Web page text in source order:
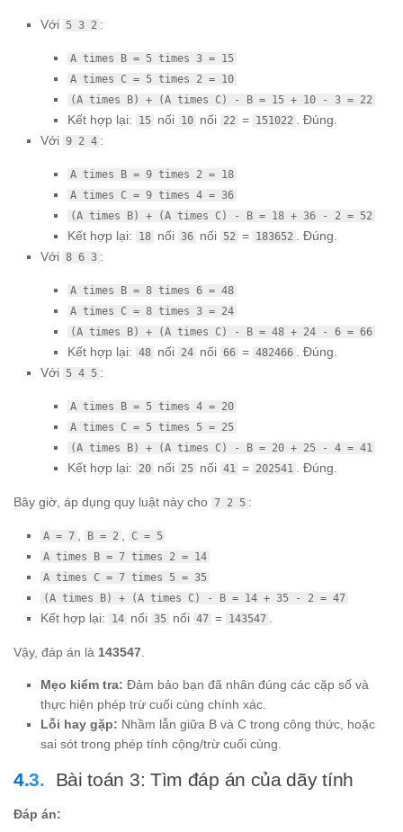
Với 5 3 2 :
A times B = 5 times 3 = 15
A times C = 5 times 2 = 10
(A times B) + (A times C) - B = 15 + 10 - 3 = 22
Kết hợp lại: 15 nối 10 nối 22 = 151022
. Đúng.
Với 9 2 4 :
A times B = 9 times 2 = 18
A times C = 9 times 4 = 36
(A times B) + (A times C) - B = 18 + 36 - 2 = 52
Kết hợp lại: 18 nối 36 nối 52 = 183652
. Đúng.
Với 8 6 3 :
A times B = 8 times 6 = 48
A times C = 8 times 3 = 24
(A times B) + (A times C) - B = 48 + 24 - 6 = 66
Kết hợp lại: 48 nối 24 nối 66 = 482466
. Đúng.
Với 5 4 5 :
A times B = 5 times 4 = 20
A times C = 5 times 5 = 25
(A times B) + (A times C) - B = 20 + 25 - 4 = 41
Kết hợp lại: 20 nối 25 nối 41 = 202541 . Đúng.
Bây giờ, áp dụng quy luật này cho 7 2 5 :
A = 7 B = 2
C = 5
A times B = 7 times 2 = 14
A times C = 7 times 5 = 35
(A times B) + (A times C) - B = 14 + 35 - 2 = 47
Kết hợp lại: 14 nối 35 nối 47 = 143547
Vậy, đáp án là 143547
Mẹo kiểm tra: Đảm bảo bạn đã nhân đúng các cặp số và
thực hiện phép trừ cuối cùng chính xác.
Lỗi hay gặp: Nhầm lẫn giữa B và C trong công thức, hoặc
sai sót trong phép tính cộng/trừ cuối cùng.
Bài toán 3: Tìm đáp án của dãy tính
Đáp án: